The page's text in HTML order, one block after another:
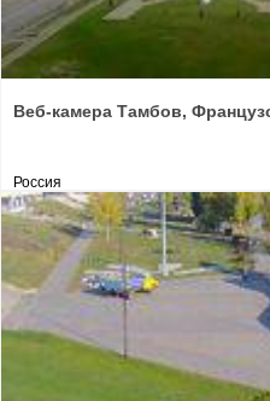
Веб-камера Тамбов,
Россия